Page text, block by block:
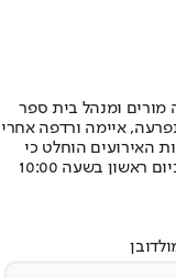
מורים ומנהל בית ספר
איימה ורדפה אחרי
האירועים הוחלט כי
בשעה 10:00